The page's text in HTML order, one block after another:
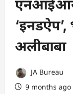
अलीबाबा
JA Bureau
9 months